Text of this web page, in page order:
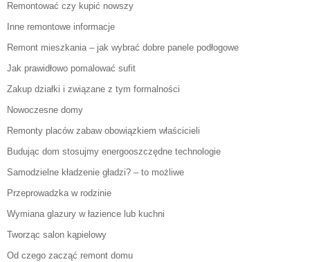
Remontować czy kupić nowszy
Inne remontowe informacje
Remont mieszkania – jak wybrać dobre panele podłogowe
Jak prawidłowo pomalować sufit
Zakup działki i związane z tym formalności
Nowoczesne domy
Remonty placów zabaw obowiązkiem właścicieli
Budując dom stosujmy energooszczędne technologie
Samodzielne kładzenie gładzi? – to możliwe
Przeprowadzka w rodzinie
Wymiana glazury w łazience lub kuchni
Tworząc salon kąpielowy
Od czego zacząć remont domu